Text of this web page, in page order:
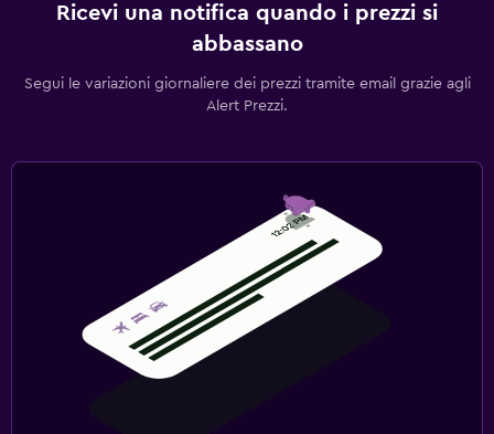
Ricevi una notifica quando i prezzi si
abbassano
Segui le variazioni giornaliere dei prezzi tramite email grazie agli
Alert Prezzi.